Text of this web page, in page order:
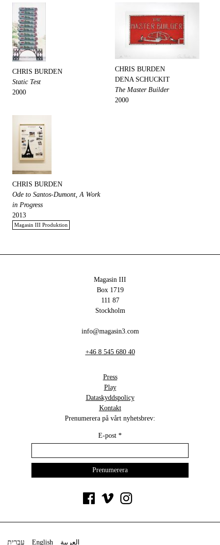
CHRIS BURDEN
Static Test
2000
CHRIS BURDEN
DENA SCHUCKIT
The Master Builder
2000
CHRIS BURDEN
Ode to Santos-Dumont, A Work
in Progress
2013
Magasin III Produktion
Magasin III
Box 1719
111 87
Stockholm
info@magasin3.com
+46 8 545 680 40
Press
Play
Dataskyddspolicy
Kontakt
Prenumerera på vårt nyhetsbrev:
E-post *
עברית English العربية